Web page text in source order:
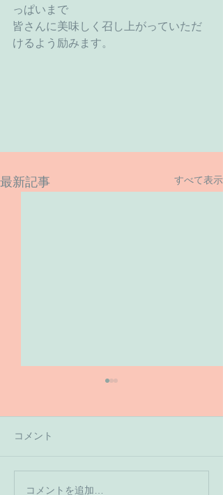
っぱいまで
皆さんに美味しく召し上がっていただ
けるよう励みます。
最新記事 すべて表示
コメント
コメントを追加…